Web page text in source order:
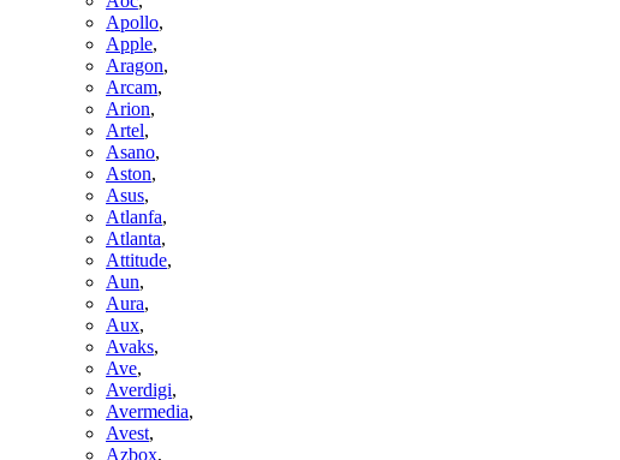
Apollo,
Apple,
Aragon,
Arcam,
Arion,
Artel,
Asano,
Aston,
Asus,
Atlanfa,
Atlanta,
Attitude,
Aun,
Aura,
Aux,
Avaks,
Ave,
Averdigi,
Avermedia,
Avest,
Azbox,